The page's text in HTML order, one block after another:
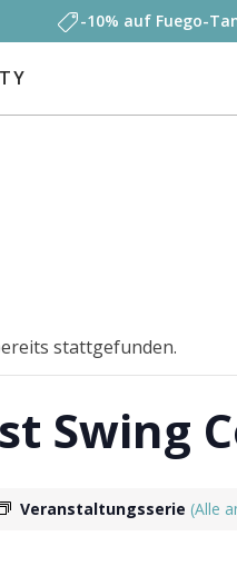
-10% auf Fuego-
stattgefunden.
Swing
Veranstaltungsserie (Alle